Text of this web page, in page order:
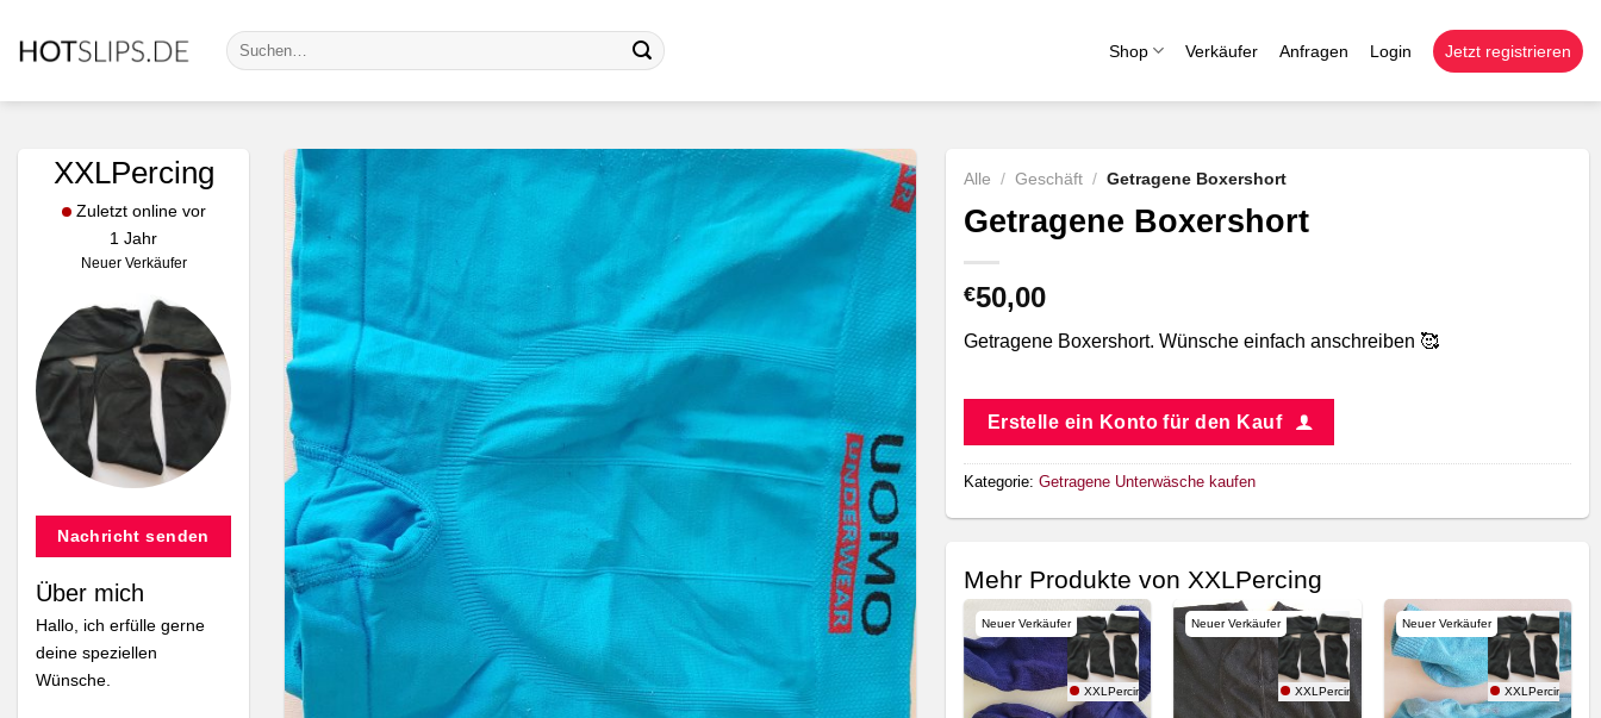
Inhalt
Suche
nach:
Shop Verkäufer Anfragen Login Jetzt registrieren
XXLPercing
Zuletzt online vor
1 Jahr
Neuer Verkäufer
Nachricht senden
Über mich
Hallo, ich erfülle gerne
deine speziellen
Wünsche.
Alle / Geschäft / Getragene Boxershort
Getragene Boxershort
€50,00
Getragene Boxershort. Wünsche einfach anschreiben 🥰
Erstelle ein Konto für den Kauf
Kategorie: Getragene Unterwäsche kaufen
Mehr Produkte von XXLPercing
Neuer Verkäufer
XXLPercing
Neuer Verkäufer
XXLPercing
Neuer Verkäufer
XXLPercing